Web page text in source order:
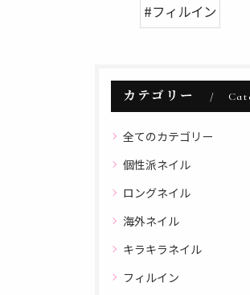
#フィルイン
カテゴリー
全てのカテゴリー
個性派ネイル
ロングネイル
海外ネイル
キラキラネイル
フィルイン